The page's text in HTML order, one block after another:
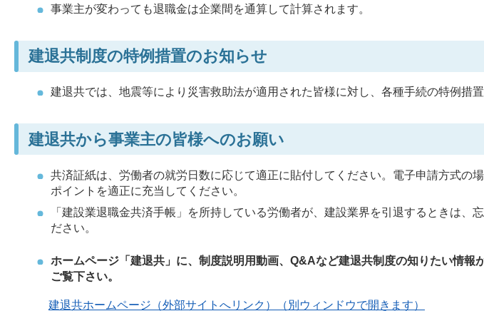
事業主が変わっても退職金は企業間を通算して計算されます。
建退共制度の特例措置のお知らせ
建退共では、地震等により災害救助法が適用された皆様に対し、各種手続の特例措置
建退共から事業主の皆様へのお願い
共済証紙は、労働者の就労日数に応じて適正に貼付してください。電子申請方式の
ポイントを適正に充当してください。
「建設業退職金共済手帳」を所持している労働者が、建設業界を引退するときは、
ださい。
ホームページ「建退共」に、制度説明用動画、Q&Aなど建退共制度の知りたい情報
ご覧下さい。
建退共ホームページ（外部サイトへリンク）（別ウィンドウで開きます）